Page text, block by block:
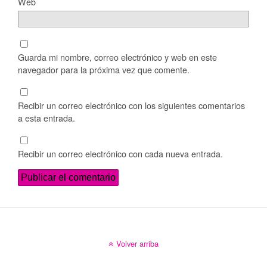
Guarda mi nombre, correo electrónico y web en este
navegador para la próxima vez que comente.
Recibir un correo electrónico con los siguientes comentarios
a esta entrada.
Recibir un correo electrónico con cada nueva entrada.
Volver arriba